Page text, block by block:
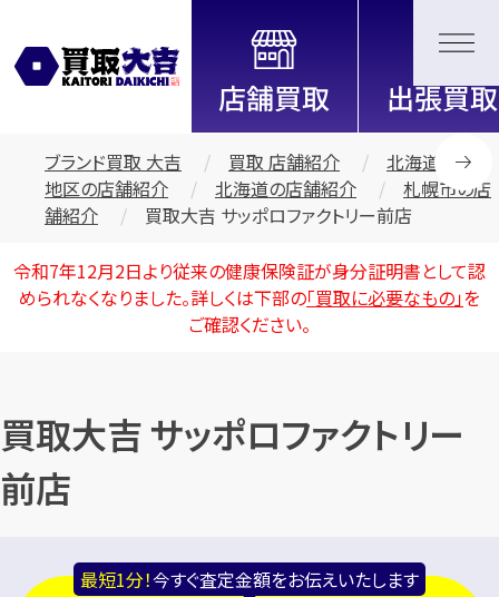
全国2200店舗以上展開中！
信頼と実績の買取専門店「買取大
吉」
ブランド買取 大吉 買取 店舗紹介
北海道・東北
地区の店舗紹介
北海道の店舗紹介
札幌市の店
舗紹介
買取大吉 サッポロファクトリー前店
令和7年12月2日より従来の健康保険証が身分証明書として認
められなくなりました。詳しくは下部の「買取に必要なもの」を
ご確認ください。
買取大吉 サッポロファクトリー
前店
最短1分！今すぐ査定金額をお伝えいたします